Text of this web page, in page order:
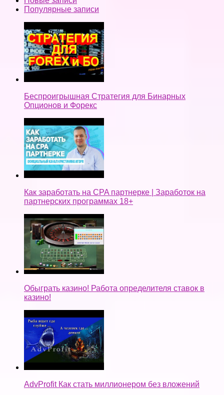
Популярные записи
Беспроигрышная Стратегия для Бинарных
Опционов и Форекс
Как заработать на CPA партнерке | Заработок на
партнерских программах 18+
Обыграть казино! Работа определителя ставок в
казино!
AdvProfit Как стать миллионером без вложений